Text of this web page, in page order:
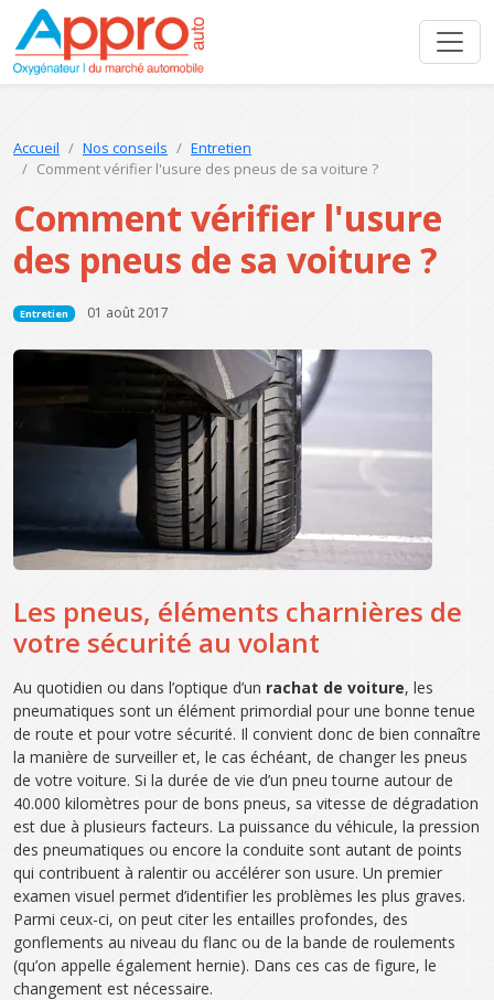
Accueil Nos conseils
Entretien
Comment vérifier l'usure des pneus de sa voiture ?
Comment vérifier l'usure
des pneus de sa voiture ?
Entretien 01 août 2017
Les pneus, éléments charnières de
votre sécurité au volant
Au quotidien ou dans l’optique d’un rachat de voiture, les
pneumatiques sont un élément primordial pour une bonne tenue
de route et pour votre sécurité. Il convient donc de bien connaître
la manière de surveiller et, le cas échéant, de changer les pneus
de votre voiture. Si la durée de vie d’un pneu tourne autour de
40.000 kilomètres pour de bons pneus, sa vitesse de dégradation
est due à plusieurs facteurs. La puissance du véhicule, la pression
des pneumatiques ou encore la conduite sont autant de points
qui contribuent à ralentir ou accélérer son usure. Un premier
examen visuel permet d’identifier les problèmes les plus graves.
Parmi ceux-ci, on peut citer les entailles profondes, des
gonflements au niveau du flanc ou de la bande de roulements
(qu’on appelle également hernie). Dans ces cas de figure, le
changement est nécessaire.